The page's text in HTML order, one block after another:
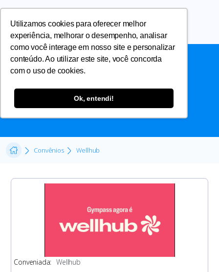
Utilizamos cookies para oferecer melhor
experiência, melhorar o desempenho, analisar
como você interage em nosso site e personalizar
conteúdo. Ao utilizar este site, você concorda
com o uso de cookies.
Ok, entendi!
WELLHUB
Convênios Wellhub
Conveniada: Wellhub